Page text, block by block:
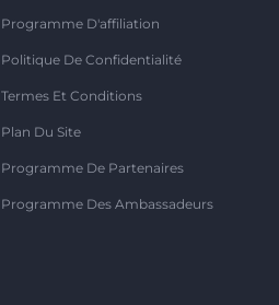
Programme D'affiliation
Politique De Confidentialité
Termes Et Conditions
Plan Du Site
Programme De Partenaires
Programme Des Ambassadeurs